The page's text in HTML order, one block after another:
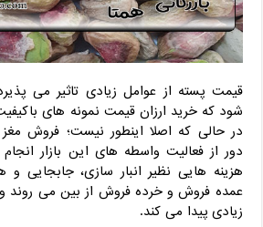
قیمت پسته از عوامل زیادی تاثیر می
شود که خرید ارزان قیمت نمونه های
در حالی که اصلا اینطور نیست؛ فروش
دور از فعالیت واسطه های این بازار
هزینه هایی نظیر انبار سازی، جابجایی و
عمده فروش و خرده فروش از بین می
زیادی پیدا می کند.